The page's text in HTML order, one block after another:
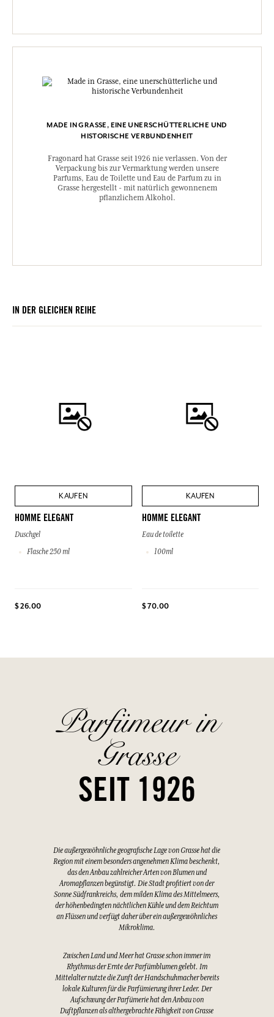
MADE IN GRASSE, EINE UNERSCHÜTTERLICHE UND
HISTORISCHE VERBUNDENHEIT
Fragonard hat Grasse seit 1926 nie verlassen. Von der
Verpackung bis zur Vermarktung werden unsere
Parfums, Eau de Toilette und Eau de Parfum zu in
Grasse hergestellt - mit natürlich gewonnenem
pflanzlichem Alkohol.
IN DER GLEICHEN REIHE
KAUFEN
HOMME ELEGANT
Duschgel
Flasche 250 ml
$ 26.00
KAUFEN
HOMME ELEGANT
Eau de toilette
100ml
$ 70.00
Parfümeur in
Grasse
SEIT 1926
Die außergewöhnliche geografische Lage von Grasse hat die
Region mit einem besonders angenehmen Klima beschenkt,
das den Anbau zahlreicher Arten von Blumen und
Aromapflanzen begünstigt. Die Stadt profitiert von der
Sonne Südfrankreichs, dem milden Klima des Mittelmeers,
der höhenbedingten nächtlichen Kühle und dem Reichtum
an Flüssen und verfügt daher über ein außergewöhnliches
Mikroklima.
Zwischen Land und Meer hat Grasse schon immer im
Rhythmus der Ernte der Parfümblumen gelebt. Im
Mittelalter nutzte die Zunft der Handschuhmacher bereits
lokale Kulturen für die Parfümierung ihrer Leder. Der
Aufschwung der Parfümerie hat den Anbau von
Duftpflanzen als althergebrachte Fähigkeit von Grasse